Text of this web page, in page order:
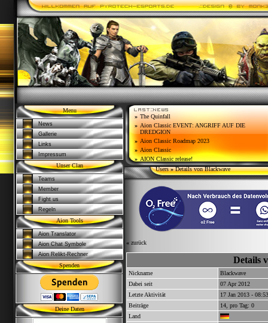
Menu
News
Gallerie
Links
Impressum
Unser Clan
Teams
Member
Fight us
Regeln
Aion Tools
Aion Translator
Aion Chat Symbole
Aion Relikt-Rechner
Spenden
Deine Daten
» The Quinfall
» Aion Classic EVENT: ANGRIFF AUF DIE
DREDGION
» Aion Classic Roadmap 2023
» Aion Classic
» AION Classic release!
Users»Details von Blackwave
« zurück
Details
Nickname
Blackwave
Dabei seit
07 Apr 2012
Letzte Aktivität
17 Jan 2013 - 08:53
Beiträge
14, pro Tag: 0
Land